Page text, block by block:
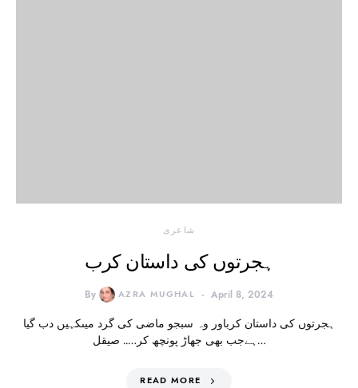
شاعری
ہجرتوں کی داستان کرب
By AZRA MUGHAL April 8, 2024
ہجرتوں کی داستان کرباور وہ سبجو ماضی کی گرد میںکہیں دب گیا
ہےجب بھی جھاڑ پونچھ کر….. صیقل…
READ MORE